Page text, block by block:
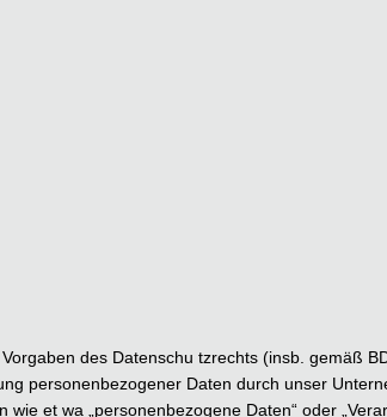
des Datenschu tzrechts (insb. gemäß
personenbezogener Daten durch unser
et wa „personenbezogene Daten“ oder